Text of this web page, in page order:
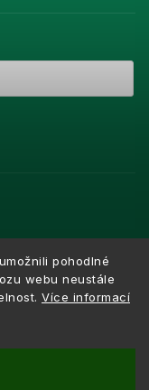
pohodlné
webu neustále
Více informací
vorbehalten.